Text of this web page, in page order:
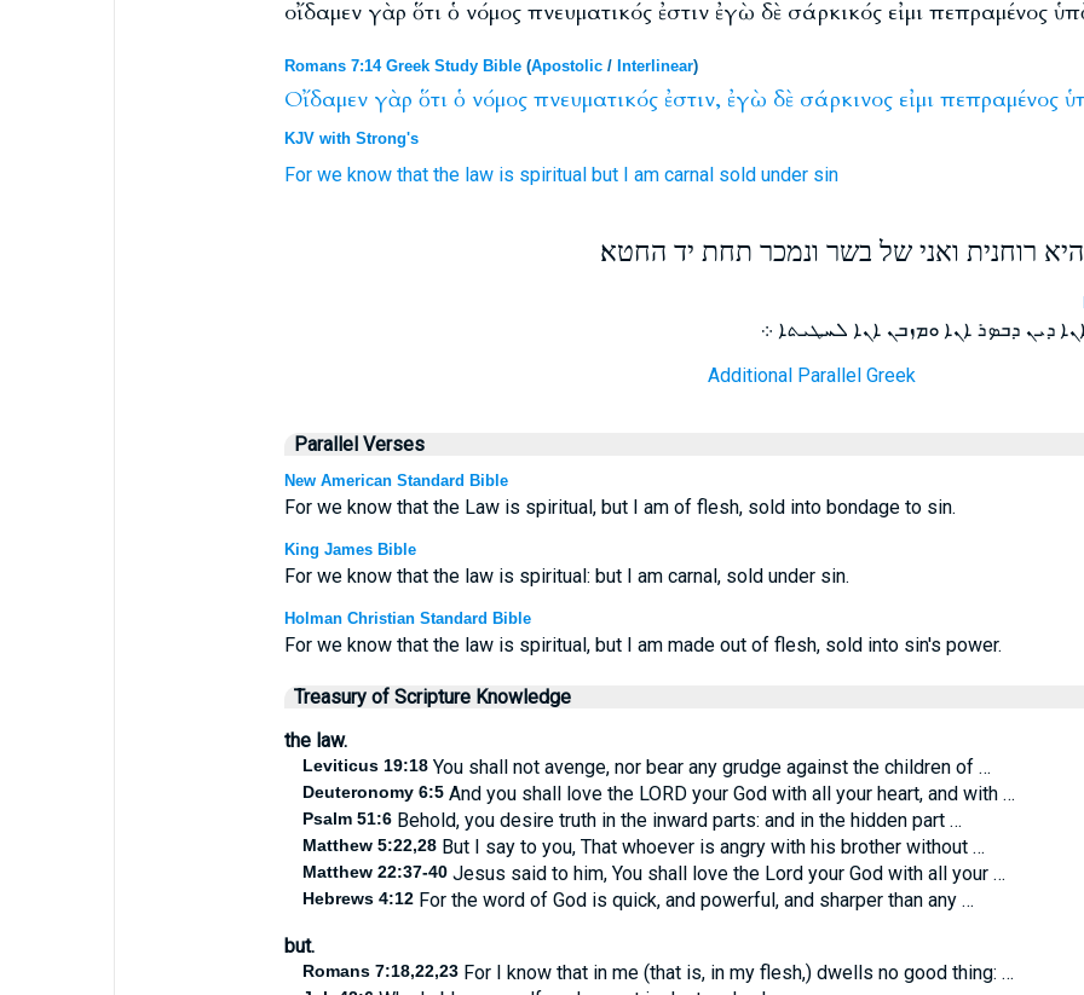
οἴδαμεν γὰρ ὅτι ὁ νόμος πνευματικός ἐστιν ἐγὼ δὲ σάρκικός εἰμι πεπραμένος
Romans 7:14 Greek Study Bible(Apostolic/ Interlinear)
Οἴδαμεν γὰρ ὅτι ὁ νόμος πνευματικός ἐστιν, ἐγὼ δὲ σάρκινος εἰμι πεπραμένος
KJV with Strong's
For we know that the law is spiritual but I am carnal sold under sin
רוחנית ואני של בשר ונמכר תחת יד החטא׃
ܕܝܢ ܕܒܤܪ ܐܢܐ ܘܡܙܒܢ ܐܢܐ ܠܚܛܝܬܐ ܀
Additional Parallel Greek
Parallel Verses
New American Standard Bible
For we know that the Law is spiritual, but I am of flesh, sold into bondage to sin.
King James Bible
For we know that the law is spiritual: but I am carnal, sold under sin.
Holman Christian Standard Bible
For we know that the law is spiritual, but I am made out of flesh, sold into sin's power.
Treasury of Scripture Knowledge
the law.
Leviticus 19:18You shall not avenge, nor bear any grudge against the children of …
Deuteronomy 6:5And you shall love the LORD your God with all your heart, and with …
Psalm 51:6Behold, you desire truth in the inward parts: and in the hidden part …
Matthew 5:22,28But I say to you, That whoever is angry with his brother without …
Matthew 22:37-40Jesus said to him, You shall love the Lord your God with all your …
Hebrews 4:12For the word of God is quick, and powerful, and sharper than any …
but.
Romans 7:18,22,23For I know that in me (that is, in my flesh,) dwells no good thing: …